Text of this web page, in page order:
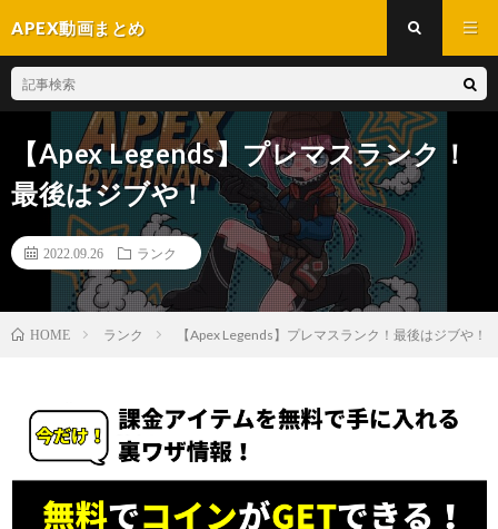
APEX動画まとめ
【Apex Legends】プレマスランク！
最後はジブや！
2022.09.26 ランク
HOME ランク 【Apex Legends】プレマスランク！最後はジブや！